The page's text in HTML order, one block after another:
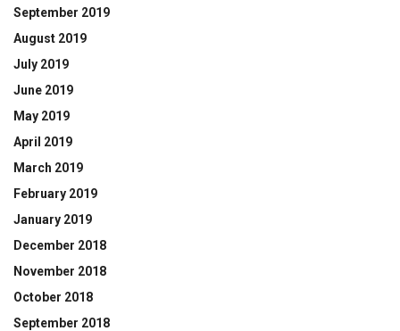
September 2019
August 2019
July 2019
June 2019
May 2019
April 2019
March 2019
February 2019
January 2019
December 2018
November 2018
October 2018
September 2018